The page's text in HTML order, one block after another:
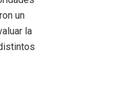
un
la